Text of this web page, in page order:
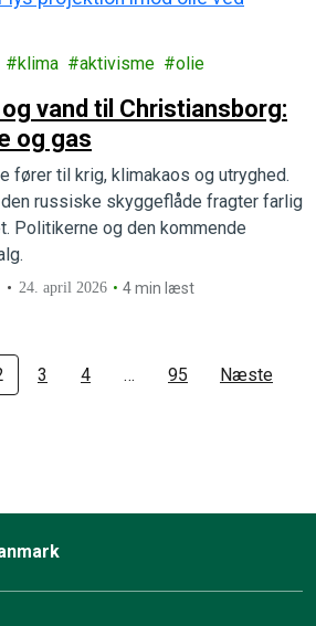
klima aktivisme olie
vand til Christiansborg:
og gas
fører til krig, klimakaos og utryghed.
den russiske skyggeflåde fragter farlig
Politikerne og den kommende
24. april 2026 4 min læst
3 4 … 95 Næste